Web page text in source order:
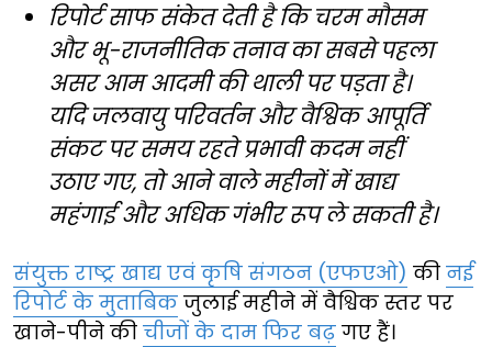
रिपोर्ट साफ संकेत देती है कि चरम मौसम
और भू-राजनीतिक तनाव का सबसे पहला
असर आम आदमी की थाली पर पड़ता है।
यदि जलवायु परिवर्तन और वैश्विक आपूर्ति
संकट पर समय रहते प्रभावी कदम नहीं
उठाए गए, तो आने वाले महीनों में खाद्य
महंगाई और अधिक गंभीर रूप ले सकती है।
संयुक्त राष्ट्र खाद्य एवं कृषि संगठन (एफएओ) की नई
रिपोर्ट के मुताबिक जुलाई महीने में वैश्विक स्तर पर
खाने-पीने की चीजों के दाम फिर बढ़ गए हैं।